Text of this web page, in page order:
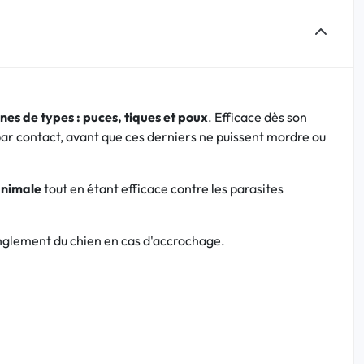
de types : puces, tiques et poux. Efficace dès son
contact, avant que ces derniers ne puissent mordre ou
tout en étant efficace contre les parasites
du chien en cas d'accrochage.